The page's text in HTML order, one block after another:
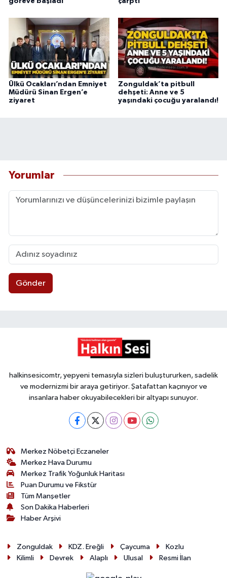
Ülkü Ocakları’ndan Emniyet
Müdürü Sinan Ergen’e
ziyaret
Zonguldak’ta pitbull
dehşeti: Anne ve 5
yaşındaki çocuğu yaralandı!
Yorumlar
Gönder
halkinsesicomtr, yepyeni temasıyla sizleri buluştururken, sadelik
ve modernizmi bir araya getiriyor. Şatafattan kaçınıyor ve
insanlara haber okuyabilecekleri bir altyapı sunuyor.
Merkez Nöbetçi Eczaneler
Merkez Hava Durumu
Merkez Trafik Yoğunluk Haritası
Puan Durumu ve Fikstür
Tüm Manşetler
Son Dakika Haberleri
Haber Arşivi
Zonguldak KDZ. Ereğli Çaycuma
Kozlu
Kilimli
Devrek Alaplı Ulusal Resmi İlan